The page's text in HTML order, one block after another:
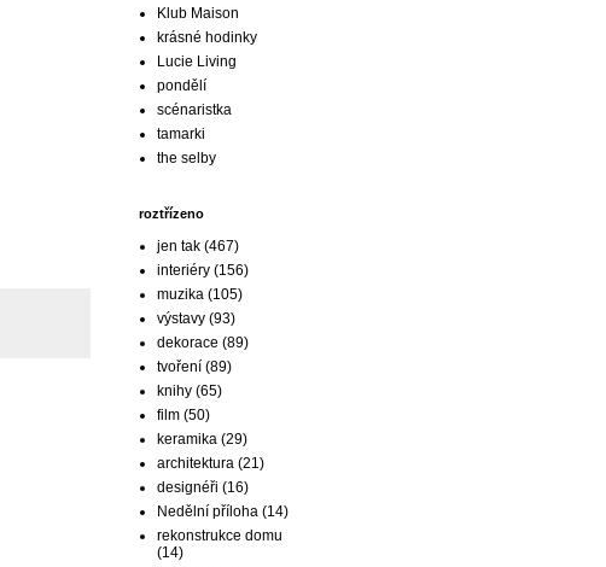
Klub Maison
krásné hodinky
Lucie Living
pondělí
scénaristka
tamarki
the selby
roztřízeno
jen tak (467)
interiéry (156)
muzika (105)
výstavy (93)
dekorace (89)
tvoření (89)
knihy (65)
film (50)
keramika (29)
architektura (21)
designéři (16)
Nedělní příloha (14)
rekonstrukce domu
(14)